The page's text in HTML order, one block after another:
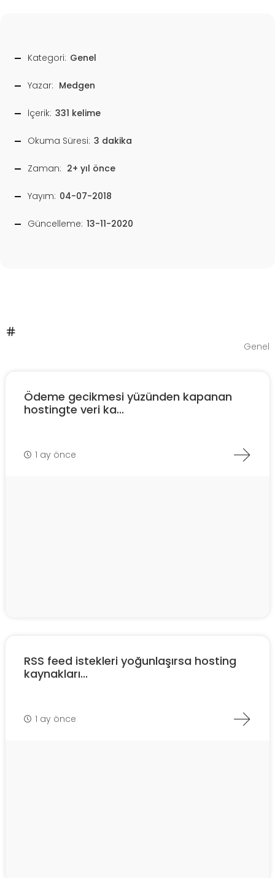
Kategori: Genel
Yazar: Medgen
İçerik: 331 kelime
Okuma Süresi: 3 dakika
Zaman: 2+ yıl önce
Yayım: 04-07-2018
Güncelleme: 13-11-2020
Genel
Ödeme gecikmesi yüzünden kapanan
hostingte veri ka...
1 ay önce
RSS feed istekleri yoğunlaşırsa hosting
kaynakları...
1 ay önce